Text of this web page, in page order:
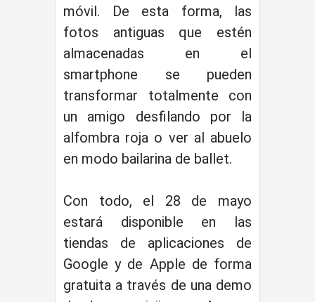
móvil. De esta forma, las
fotos antiguas que estén
almacenadas en el
smartphone se pueden
transformar totalmente con
un amigo desfilando por la
alfombra roja o ver al abuelo
en modo bailarina de ballet.
Con todo, el 28 de mayo
estará disponible en las
tiendas de aplicaciones de
Google y de Apple de forma
gratuita a través de una demo